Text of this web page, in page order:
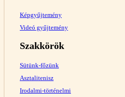
Képgyűjtemény
Videó gyűjtemény
Szakkörök
Sütünk-főzünk
Asztalitenisz
Irodalmi-történelmi